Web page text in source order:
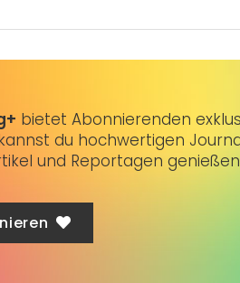
bietet Abonnierenden
du hochwertigen
und Reportagen